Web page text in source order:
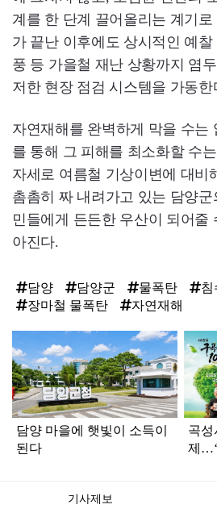
계를 한 단계 끌어올리는 계기
가 끝난 이후에도 상시적인 예
풍 등 가을철 재난 상황까지 염
저한 현장 점검 시스템을 가동한
자연재해를 완벽하게 막을 수는
를 통해 그 피해를 최소화할 수
자세로 여름철 기상이변에 대비
촘촘히 짜 내려가고 있는 담양
민들에게 든든한 우산이 되어줄
아진다.
담양 담양군 물폭탄
침
장마철 물폭탄
자연재해
라
인
담양 마을에 햇빛이 소득이
된다
곡성
제…‘
기사제보